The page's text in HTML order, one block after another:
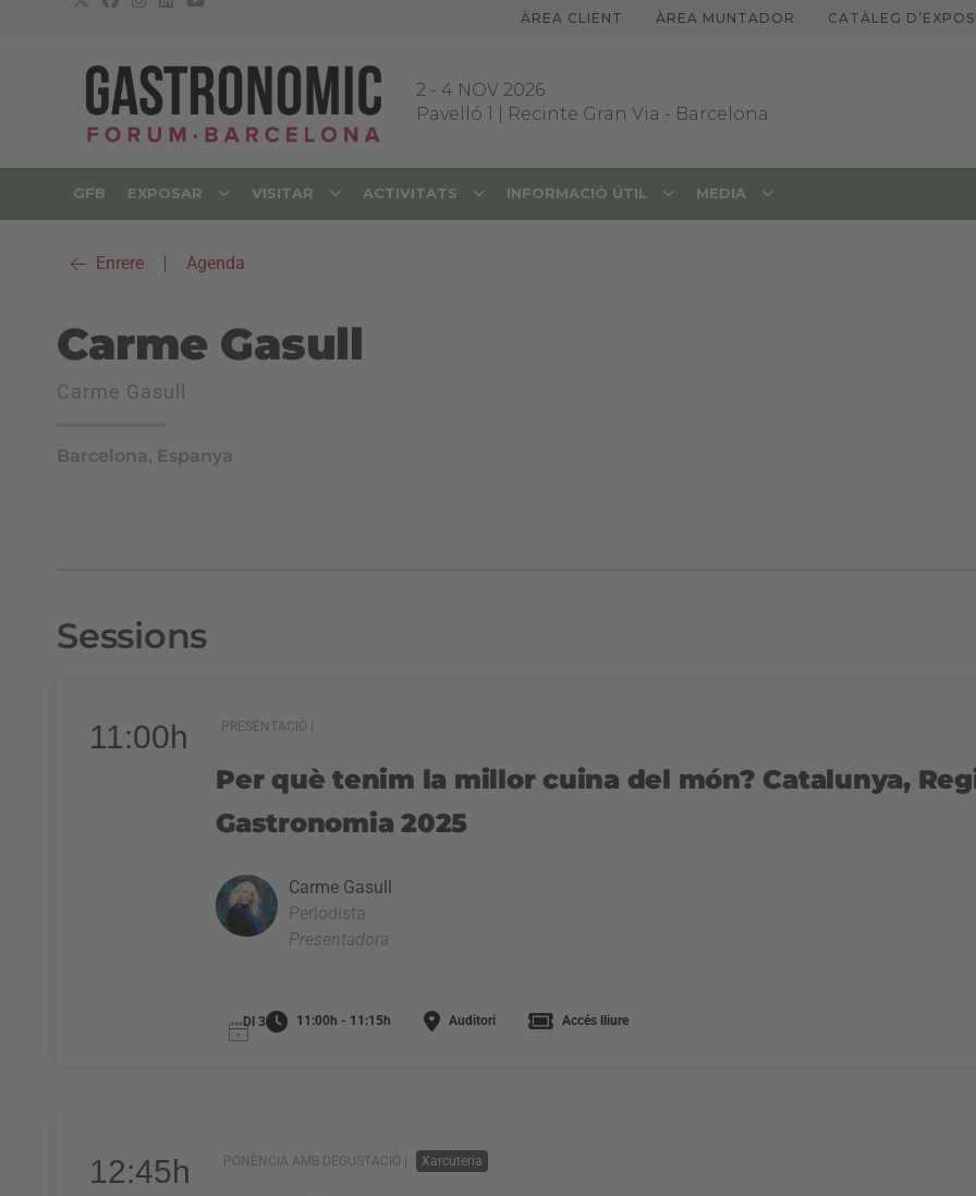
ÀREA CLIENT ÀREA MUNTADOR CATÀLEG
2 - 4 NOV 2026
Pavelló 1 | Recinte Gran Via - Barcelona
GFB EXPOSAR VISITAR ACTIVITATS INFORMACIÓ ÚTIL MEDIA
Enrere Agenda
Carme Gasull
Carme Gasull
Barcelona, Espanya
Sessions
11:00h PRESENTACIÓ |
Per què tenim la millor cuina del món? Catalunya,
Gastronomia 2025
Carme Gasull
Periodista
Presentadora
Dl 3 11:00h - 11:15h Auditori Accés lliure
12:45h PONÈNCIA AMB DEGUSTACIÓ | Xarcuteria